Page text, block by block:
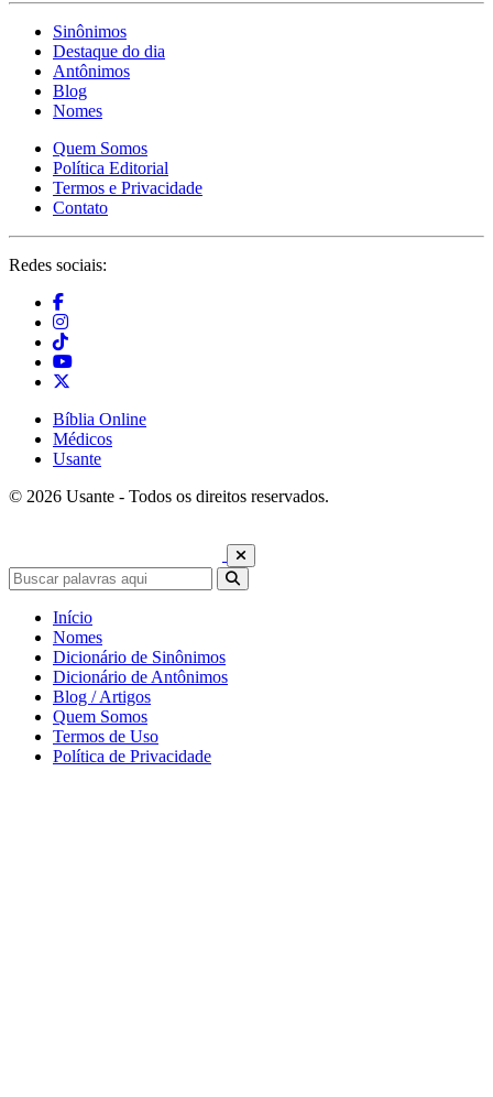
Sinônimos
Destaque do dia
Antônimos
Blog
Nomes
Quem Somos
Política Editorial
Termos e Privacidade
Contato
Redes sociais:
Bíblia Online
Médicos
Usante
© 2026 Usante - Todos os direitos reservados.
Início
Nomes
Dicionário de Sinônimos
Dicionário de Antônimos
Blog / Artigos
Quem Somos
Termos de Uso
Política de Privacidade